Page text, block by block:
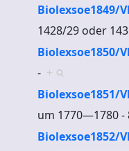
Biolexsoe1849/
1428/29 oder
Biolexsoe1850/
- +
Biolexsoe1851/
um 1770—1780 -
Biolexsoe1852/